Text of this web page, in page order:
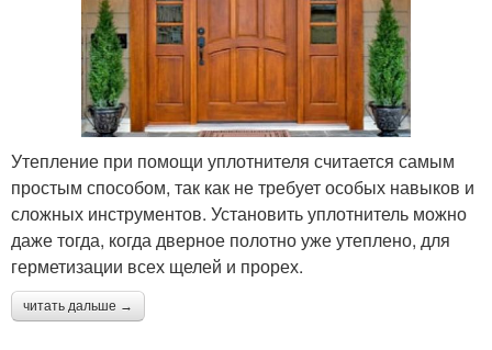
Утепление при помощи уплотнителя считается самым
простым способом, так как не требует особых навыков и
сложных инструментов. Установить уплотнитель можно
даже тогда, когда дверное полотно уже утеплено, для
герметизации всех щелей и прорех.
читать дальше →